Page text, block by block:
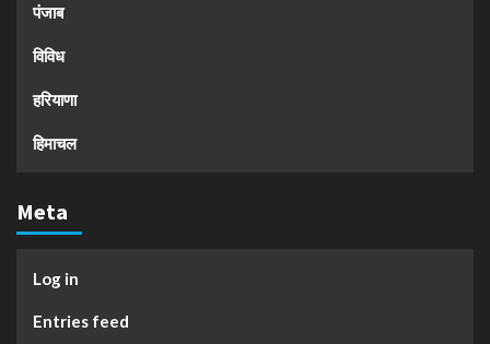
पंजाब
विविध
हरियाणा
हिमाचल
Meta
Log in
Entries feed